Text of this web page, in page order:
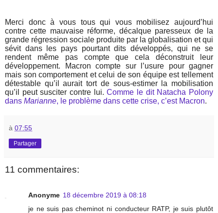
Merci donc à vous tous qui vous mobilisez aujourd’hui
contre cette mauvaise réforme, décalque paresseux de la
grande régression sociale produite par la globalisation et qui
sévit dans les pays pourtant dits développés, qui ne se
rendent même pas compte que cela déconstruit leur
développement. Macron compte sur l’usure pour gagner
mais son comportement et celui de son équipe est tellement
détestable qu’il aurait tort de sous-estimer la mobilisation
qu’il peut susciter contre lui.Comme le dit Natacha Polony
dans Marianne, le problème dans cette crise, c’est Macron.
à 07:55
Partager
11 commentaires:
Anonyme 18 décembre 2019 à 08:18
je ne suis pas cheminot ni conducteur RATP, je suis plutôt